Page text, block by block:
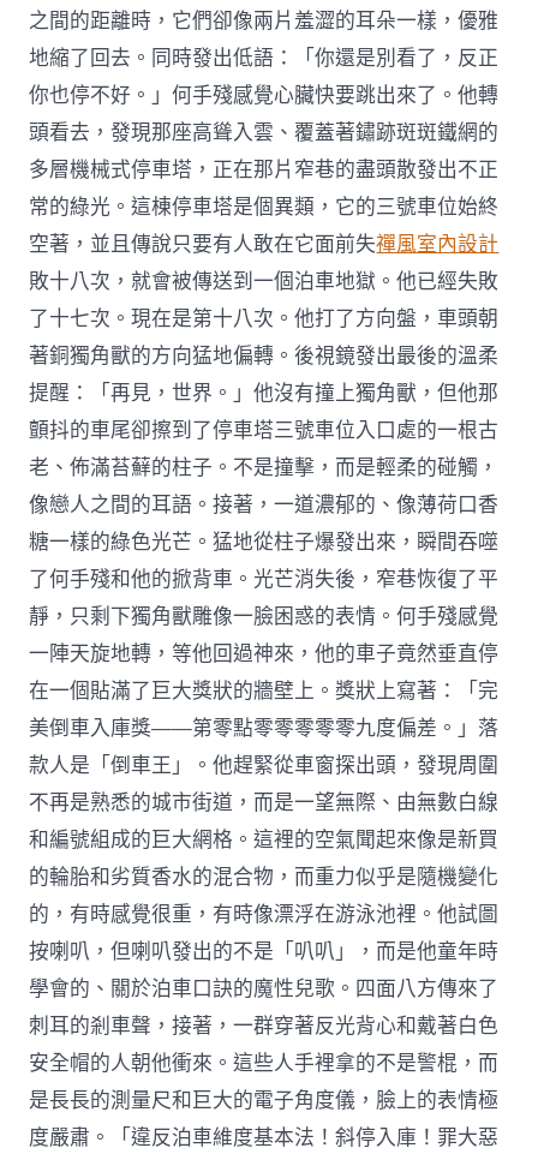
之間的距離時，它們卻像兩片羞澀的耳朵一樣，優雅
地縮了回去。同時發出低語：「你還是別看了，反正
你也停不好。」何手殘感覺心臟快要跳出來了。他轉
頭看去，發現那座高聳入雲、覆蓋著鏽跡斑斑鐵網的
多層機械式停車塔，正在那片窄巷的盡頭散發出不正
常的綠光。這棟停車塔是個異類，它的三號車位始終
空著，並且傳說只要有人敢在它面前失禪風室內設計
敗十八次，就會被傳送到一個泊車地獄。他已經失敗
了十七次。現在是第十八次。他打了方向盤，車頭朝
著銅獨角獸的方向猛地偏轉。後視鏡發出最後的溫柔
提醒：「再見，世界。」他沒有撞上獨角獸，但他那
顫抖的車尾卻擦到了停車塔三號車位入口處的一根古
老、佈滿苔蘚的柱子。不是撞擊，而是輕柔的碰觸，
像戀人之間的耳語。接著，一道濃郁的、像薄荷口香
糖一樣的綠色光芒。猛地從柱子爆發出來，瞬間吞噬
了何手殘和他的掀背車。光芒消失後，窄巷恢復了平
靜，只剩下獨角獸雕像一臉困惑的表情。何手殘感覺
一陣天旋地轉，等他回過神來，他的車子竟然垂直停
在一個貼滿了巨大獎狀的牆壁上。獎狀上寫著：「完
美倒車入庫獎——第零點零零零零零九度偏差。」落
款人是「倒車王」。他趕緊從車窗探出頭，發現周圍
不再是熟悉的城市街道，而是一望無際、由無數白線
和編號組成的巨大網格。這裡的空氣聞起來像是新買
的輪胎和劣質香水的混合物，而重力似乎是隨機變化
的，有時感覺很重，有時像漂浮在游泳池裡。他試圖
按喇叭，但喇叭發出的不是「叭叭」，而是他童年時
學會的、關於泊車口訣的魔性兒歌。四面八方傳來了
刺耳的剎車聲，接著，一群穿著反光背心和戴著白色
安全帽的人朝他衝來。這些人手裡拿的不是警棍，而
是長長的測量尺和巨大的電子角度儀，臉上的表情極
度嚴肅。「違反泊車維度基本法！斜停入庫！罪大惡